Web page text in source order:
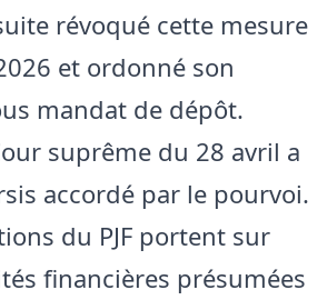
révoqué cette mesure
et ordonné son
mandat de dépôt.
suprême du 28 avril a
accordé par le pourvoi.
du PJF portent sur
financières présumées